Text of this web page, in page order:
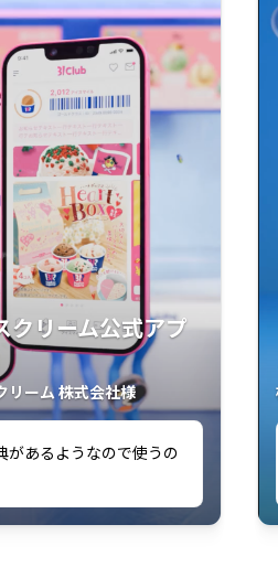
リーム公式アプ
リーム 株式会社様
レーバーの情報が通知
ています。
があるようなので使うの